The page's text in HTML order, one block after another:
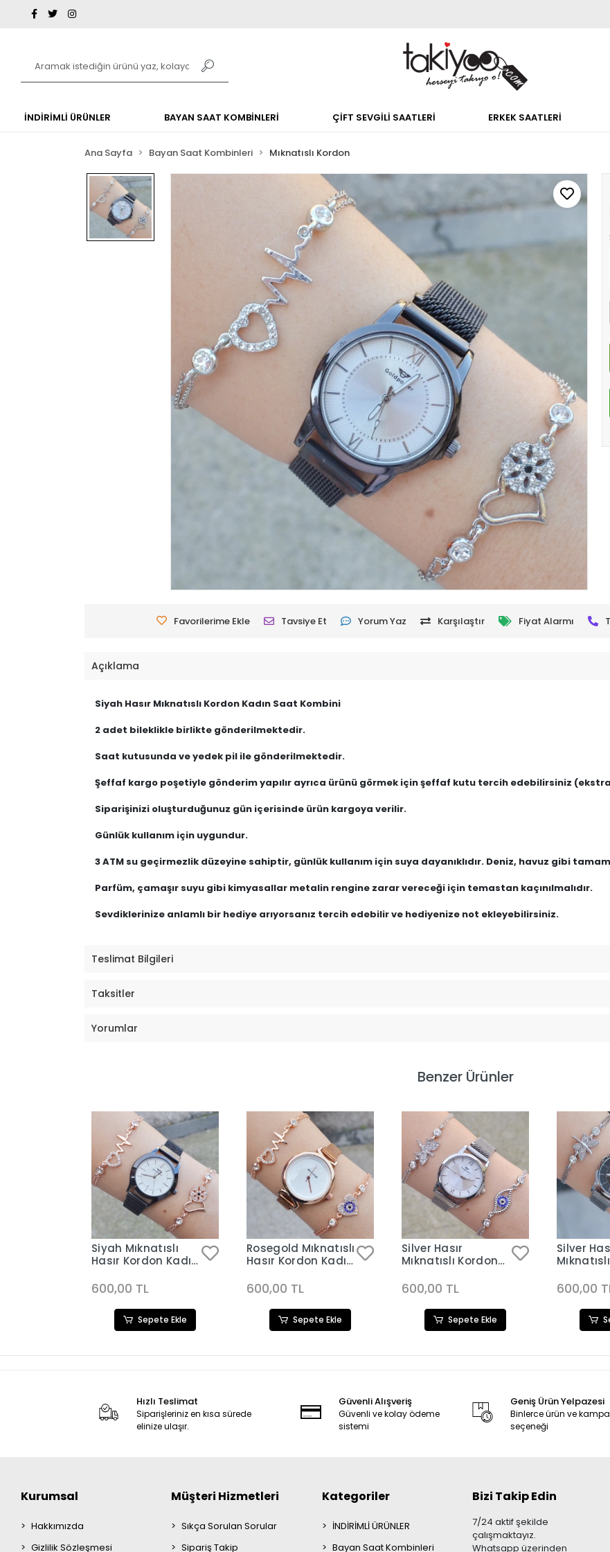
İNDİRİMLİ ÜRÜNLER BAYAN SAAT KOMBİNLERİ ÇİFT SEVGİLİ SAATLERİ ERKEK SAATLERİ
Ana Sayfa Bayan Saat Kombinleri Mıknatıslı Kordon
Favorilerime Ekle Tavsiye Et Yorum Yaz Karşılaştır Fiyat Alarmı
Açıklama
Siyah Hasır Mıknatıslı Kordon Kadın Saat Kombini
2 adet bileklikle birlikte gönderilmektedir.
Saat kutusunda ve yedek pil ile gönderilmektedir.
Şeffaf kargo poşetiyle gönderim yapılır ayrıca ürünü görmek için şeffaf kutu tercih edebilirsiniz
Siparişinizi oluşturduğunuz gün içerisinde ürün kargoya verilir.
Günlük kullanım için uygundur.
3 ATM su geçirmezlik düzeyine sahiptir, günlük kullanım için suya dayanıklıdır. Deniz, havuz gibi
Parfüm, çamaşır suyu gibi kimyasallar metalin rengine zarar vereceği için temastan kaçınılmalıdır.
Sevdiklerinize anlamlı bir hediye arıyorsanız tercih edebilir ve hediyenize not ekleyebilirsiniz.
Teslimat Bilgileri
Taksitler
Yorumlar
Benzer Ürünler
Siyah Mıknatıslı
Hasır Kordon Kadın
600,00 TL
Sepete Ekle
Rosegold Mıknatıslı
Hasır Kordon Kadın
600,00 TL
Sepete Ekle
Silver Hasır
Mıknatıslı Kordon
Kombini 3185
600,00 TL
Sepete Ekle
Silver
Kombini
600,00
Hızlı Teslimat
Siparişleriniz en kısa sürede
elinize ulaşır.
Güvenli Alışveriş
Güvenli ve kolay ödeme
sistemi
Geniş Ürün Yelpazesi
Binlerce ürün ve
seçeneği
Kurumsal
Hakkımızda
Gizlilik Sözleşmesi
Müşteri Hizmetleri
Sıkça Sorulan Sorular
Sipariş Takip
Kategoriler
İNDİRİMLİ ÜRÜNLER
Bayan Saat Kombinleri
Bizi Takip Edin
7/24 aktif şekilde
çalışmaktayız.
Whatsapp üzerinden